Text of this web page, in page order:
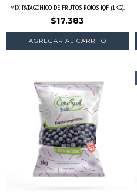
MIX PATAGONICO DE FRUTOS ROJOS IQF (1KG)...
$17.383